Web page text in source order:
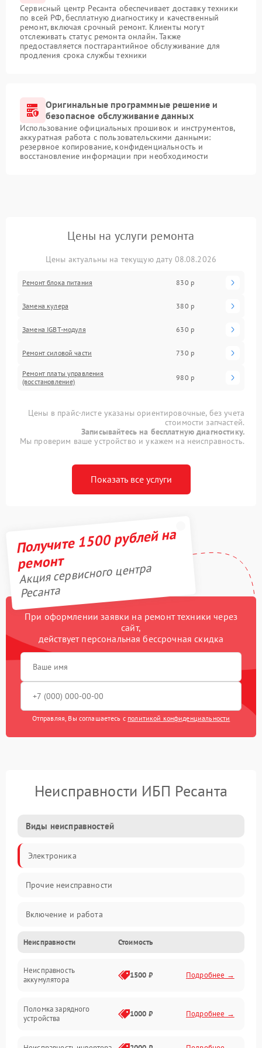
Сервисный центр Ресанта обеспечивает доставку техники
по всей РФ, бесплатную диагностику и качественный
ремонт, включая срочный ремонт. Клиенты могут
отслеживать статус ремонта онлайн. Также
предоставляется постгарантийное обслуживание для
продления срока службы техники
Оригинальные программные решение и
безопасное обслуживание данных
Использование официальных прошивок и инструментов,
аккуратная работа с пользовательскими данными:
резервное копирование, конфиденциальность и
восстановление информации при необходимости
Цены на услуги ремонта
Цены актуальны на текущую дату 08.08.2026
Ремонт блока питания 830 р
Замена кулера 380 р
Замена IGBT-модуля 630 р
Ремонт силовой части 730 р
Ремонт платы управления
(восстановление)
980 р
Цены в прайс-листе указаны ориентировочные, без учета
стоимости запчастей.
Записывайтесь на бесплатную диагностику.
Мы проверим ваше устройство и укажем на неисправность.
Показать все услуги
Получите 1500 рублей на
ремонт
Акция сервисного центра
Ресанта
При оформлении заявки на ремонт техники через
сайт,
действует персональная бессрочная скидка
Отправляя, Вы соглашаетесь с политикой конфиденциальности
Неисправности ИБП Ресанта
Виды неисправностей
Электроника
Прочие неисправности
Включение и работа
Работа с нагрузкой
Звук и индикация
Неисправности Стоимость
Неисправность
аккумулятора
1500 ₽ Подробнее →
Поломка зарядного
устройства
1000 ₽ Подробнее →